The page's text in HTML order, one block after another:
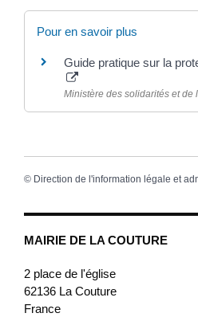
MAIRIE DE LA COUTURE
2 place de l'église
62136 La Couture
France
Pour en savoir plus
Guide pratique sur la
Ministère des solidarités et de
© Direction de l'information légale et